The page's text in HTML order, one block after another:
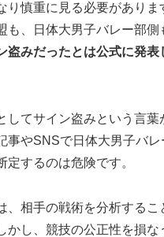
り慎重に見る必要がありま
も、日体大男子バレー部側
盗みだったとは公式に発表
してサイン盗みという言葉
事やSNSで日体大男子バレ
定するのは危険です。
、相手の戦術を分析するこ
かし、競技の公正性を損な